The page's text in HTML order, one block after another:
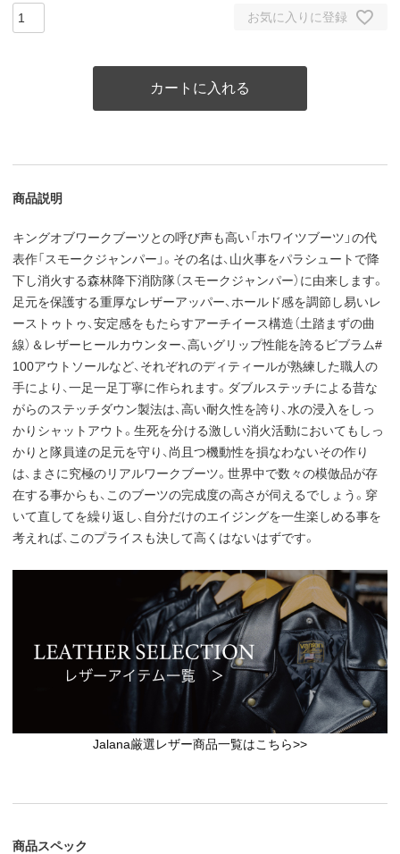
お気に入りに登録
カートに入れる
商品説明
キングオブワークブーツとの呼び声も高い「ホワイツブーツ」の代
表作「スモークジャンパー」。その名は、山火事をパラシュートで降
下し消火する森林降下消防隊（スモークジャンパー）に由来します。
足元を保護する重厚なレザーアッパー、ホールド感を調節し易いレ
ーストゥトゥ、安定感をもたらすアーチイース構造（土踏まずの曲
線）＆レザーヒールカウンター、高いグリップ性能を誇るビブラム#
100アウトソールなど、それぞれのディティールが熟練した職人の
手により、一足一足丁寧に作られます。ダブルステッチによる昔な
がらのステッチダウン製法は、高い耐久性を誇り、水の浸入をしっ
かりシャットアウト。生死を分ける激しい消火活動においてもしっ
かりと隊員達の足元を守り、尚且つ機動性を損なわないその作り
は、まさに究極のリアルワークブーツ。世界中で数々の模倣品が存
在する事からも、このブーツの完成度の高さが伺えるでしょう。穿
いて直してを繰り返し、自分だけのエイジングを一生楽しめる事を
考えれば、このプライスも決して高くはないはずです。
Jalana厳選レザー商品一覧はこちら>>
商品スペック